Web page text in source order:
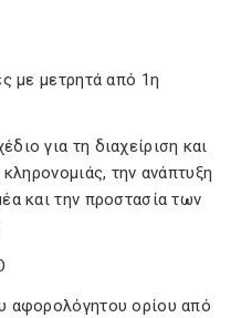
με μετρητά από 1η
για τη διαχείριση και
την ανάπτυξη
και την προστασία των
αφορολόγητου ορίου από